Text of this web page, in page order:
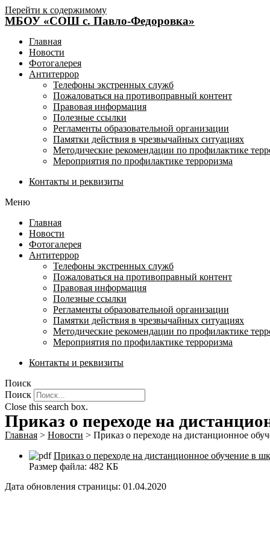
Перейти к содержимому
МБОУ «СОШ с. Павло-Федоровка»
Главная
Новости
Фотогалерея
Антитеррор
Телефоны экстренных служб
Пожаловаться на противоправный контент
Правовая информация
Полезные ссылки
Регламенты образовательной организации
Памятки действия в чрезвычайных ситуациях
Методические рекомендации по профилактике
Мероприятия по профилактике терроризма
Контакты и реквизиты
Меню
Главная
Новости
Фотогалерея
Антитеррор
Телефоны экстренных служб
Пожаловаться на противоправный контент
Правовая информация
Полезные ссылки
Регламенты образовательной организации
Памятки действия в чрезвычайных ситуациях
Методические рекомендации по профилактике
Мероприятия по профилактике терроризма
Контакты и реквизиты
Поиск
Поиск
Close this search box.
Приказ о переходе на
Главная > Новости > Приказ о переходе на дистанционное
Приказ о переходе на дистанционное обучение в
Размер файла: 482 КБ
Дата обновления страницы: 01.04.2020